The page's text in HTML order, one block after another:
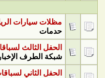
مظلات سيارات الرياض
حدمات
الحفل الثالث
شبكة الطرف
الحفل الثاني